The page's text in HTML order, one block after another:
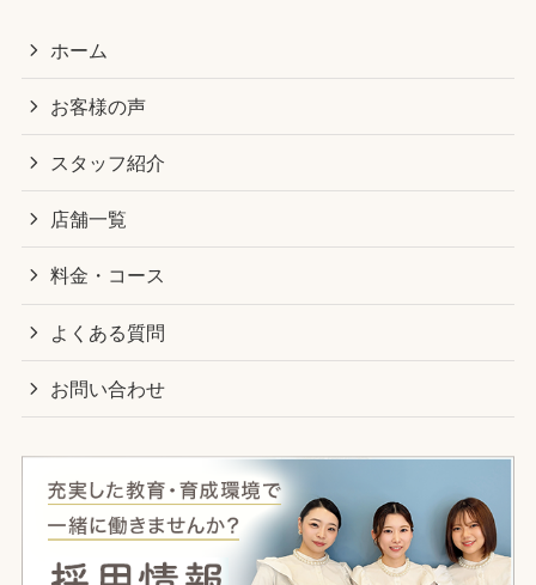
ホーム
お客様の声
スタッフ紹介
店舗一覧
料金・コース
よくある質問
お問い合わせ